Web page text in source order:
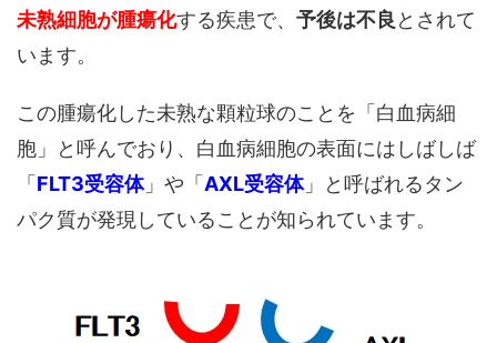
未熟細胞が腫瘍化する疾患で、 予後は不良 とされて
います。
この腫瘍化した未熟な顆粒球のことを「白血病細
胞」と呼んでおり、白血病細胞の表面にはしばしば
「 FLT3受容体」や「 AXL受容体」と呼ばれるタン
パク質が発現していることが知られています。